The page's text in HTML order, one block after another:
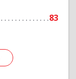
83
Подробнее